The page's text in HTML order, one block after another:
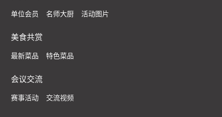
单位会员 名师大厨 活动图片
美食共赏
最新菜品 特色菜品
会议交流
赛事活动 交流视频